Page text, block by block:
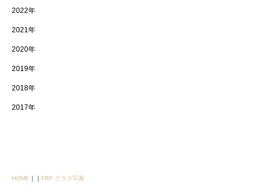
2022年
2021年
2020年
2019年
2018年
2017年
HOME ｜ ｜ FRP クラス写真